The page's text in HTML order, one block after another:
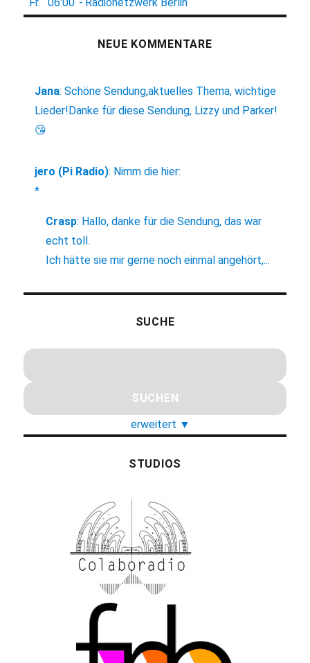
Fr.
06:00 - Radionetzwerk Berlin
NEUE KOMMENTARE
Jana:Schöne Sendung,aktuelles Thema, wichtige
Lieder!Danke für diese Sendung, Lizzy und Parker!
😘
jero (Pi Radio): Nimm die hier:
*
Crasp: Hallo, danke für die Sendung, das war
echt toll.
Ich hätte sie mir gerne noch einmal angehört,...
SUCHE
erweitert ▼
STUDIOS